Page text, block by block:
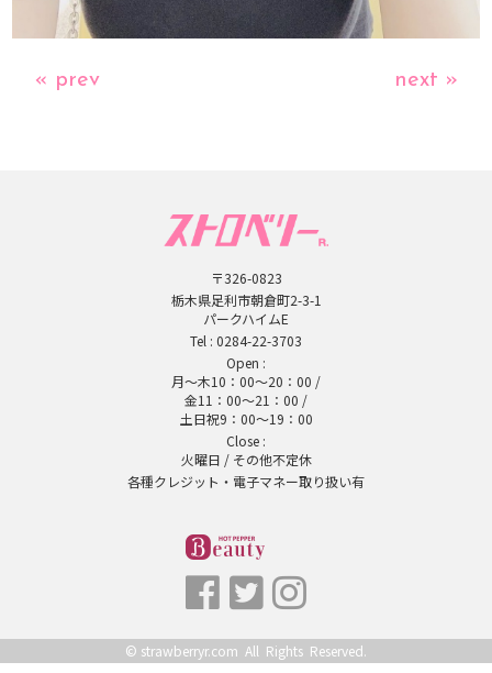
« prev next »
〒326-0823
栃木県足利市朝倉町2-3-1
パークハイムE
Tel : 0284-22-3703
Open :
月～木10：00～20：00 /
金11：00～21：00 /
土日祝9：00～19：00
Close :
火曜日 / その他不定休
各種クレジット・電子マネー取り扱い有
© strawberryr.com All Rights Reserved.